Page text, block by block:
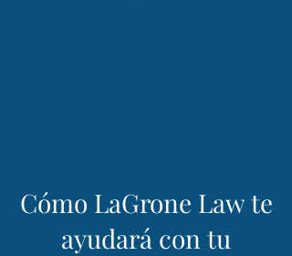
Cómo LaGrone Law te
ayudará con tu